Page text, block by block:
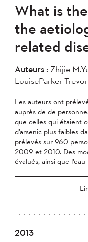
What is
the
related
Auteurs : Zhijie
LouiseParker
Les auteurs ont
auprès de de
que celles qui étaient
d’arsenic plus faibles
prélevés sur 960
2009 et 2010. Des
évalués, ainsi que
2013